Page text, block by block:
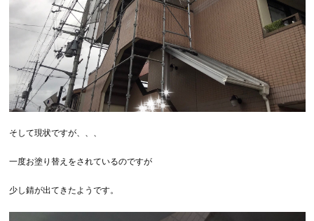
そして現状ですが、、、
一度お塗り替えをされているのですが
少し錆が出てきたようです。